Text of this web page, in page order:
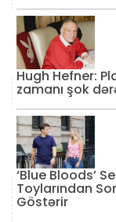
Hugh Hefner:
zamanı şok
‘Blue Bloods’
Toylarından
Göstərir